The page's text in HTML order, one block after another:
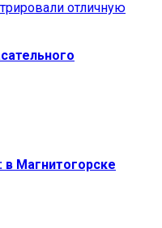
в Магнитогорске